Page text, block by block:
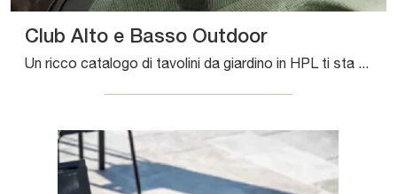
Club Alto e Basso Outdoor
Un ricco catalogo di tavolini da giardino in HPL ti sta aspettando nel nostro showroom: clicca e scopri il modello Club Alto e Basso Outdoor di ...